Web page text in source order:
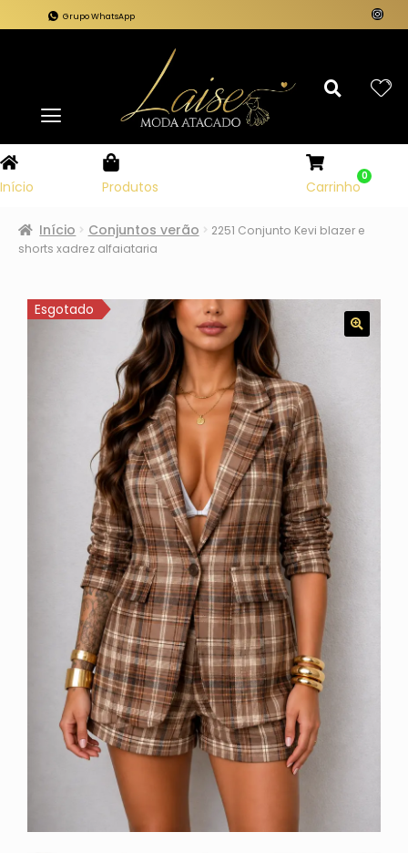
Grupo WhatsApp
Início Produtos Carrinho
0
Início Conjuntos verão
2251 Conjunto Kevi blazer e
shorts xadrez alfaiataria
Esgotado